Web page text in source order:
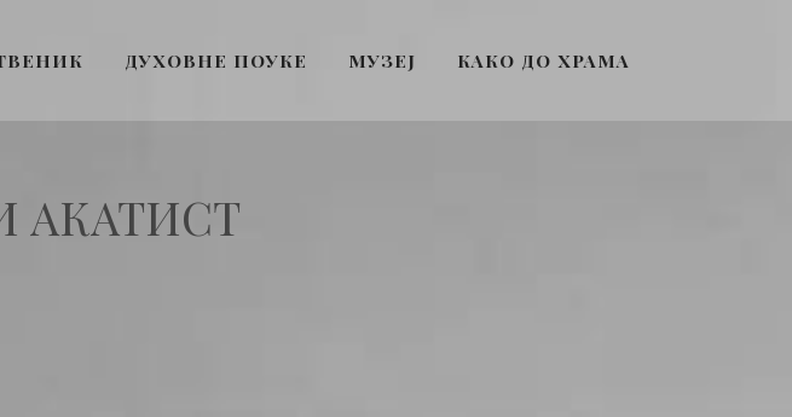
ДУХОВНЕ ПОУКЕ МУЗЕЈ КАКО ДО ХРАМА
АКАТИСТ